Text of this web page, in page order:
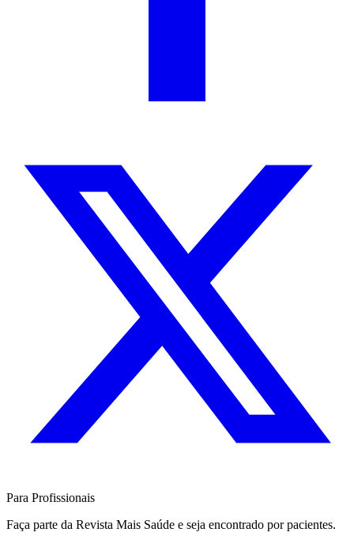
Para Profissionais
Faça parte da Revista Mais Saúde e seja encontrado por pacientes.